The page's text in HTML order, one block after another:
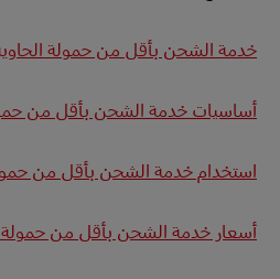
خدمة الشحن بأقل من حمولة
أساسيات خدمة الشحن بأقل من
استخدام خدمة الشحن بأقل من
أسعار خدمة الشحن بأقل من حمولة